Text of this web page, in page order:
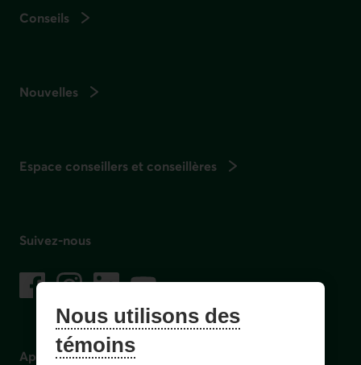
Conseils
Nouvelles
Espace conseillers et conseillères
Suivez-nous
Facebook
– Lien externe au site. Cet hyperlien s'ouvrira dans une
Instagram
– Lien externe au site. Cet hyperlien s'ouvrira dans
LinkedIn
– Lien externe au site. Cet hyperlien
YouTube
– Lien externe au site. Cet hyperlien
Application mobile
Nous utilisons des
témoins